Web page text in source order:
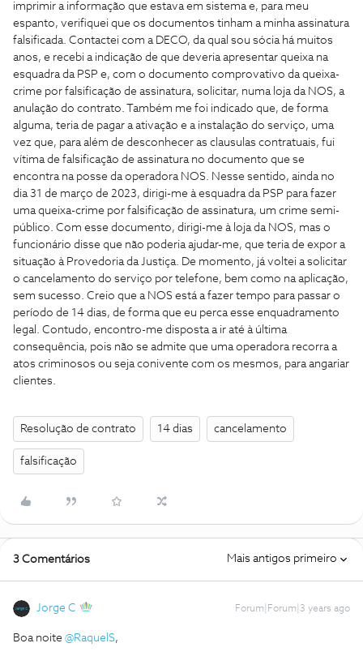
imprimir a informação que estava em sistema e, para meu
espanto, verifiquei que os documentos tinham a minha assinatura
falsificada. Contactei com a DECO, da qual sou sócia há muitos
anos, e recebi a indicação de que deveria apresentar queixa na
esquadra da PSP e, com o documento comprovativo da queixa-
crime por falsificação de assinatura, solicitar, numa loja da NOS, a
anulação do contrato. Também me foi indicado que, de forma
alguma, teria de pagar a ativação e a instalação do serviço, uma
vez que, para além de desconhecer as clausulas contratuais, fui
vítima de falsificação de assinatura no documento que se
encontra na posse da operadora NOS. Nesse sentido, ainda no
dia 31 de março de 2023, dirigi-me à esquadra da PSP para fazer
uma queixa-crime por falsificação de assinatura, um crime semi-
público. Com esse documento, dirigi-me à loja da NOS, mas o
funcionário disse que não poderia ajudar-me, que teria de expor a
situação à Provedoria da Justiça. De momento, já voltei a solicitar
o cancelamento do serviço por telefone, bem como na aplicação,
sem sucesso. Creio que a NOS está a fazer tempo para passar o
período de 14 dias, de forma que eu perca esse enquadramento
legal. Contudo, encontro-me disposta a ir até à última
consequência, pois não se admite que uma operadora recorra a
atos criminosos ou seja conivente com os mesmos, para angariar
clientes.
Resolução de contrato 14 dias cancelamento
falsificação
3 Comentários Mais antigos primeiro
Jorge C Forum|Forum|3 years ago
Boa noite @RaquelS,